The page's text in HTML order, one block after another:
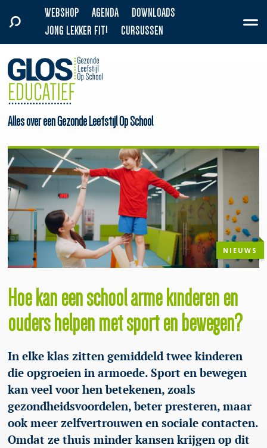
WEBSHOP AGENDA
DOWNLOADS
JONG LEKKER FIT!
CURSUSSEN
Alles over een Gezonde Leefstijl Op School
Hoe kan een school arme kinderen en
ouders helpen met sport en bewegen?
NIEUWS
In elke klas zitten gemiddeld twee kinderen
die opgroeien in armoede. Sport en bewegen
kan veel voor hen betekenen, zoals
gezondheidsvoordelen, beter presteren, maar
ook meer zelfvertrouwen en sociale contacten.
Omdat ze thuis minder kansen krijgen op dit